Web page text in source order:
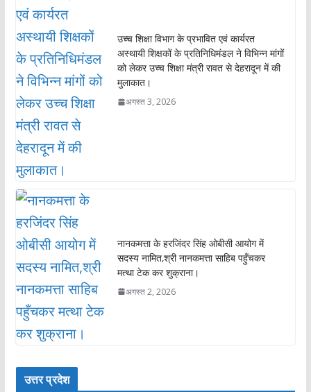
उच्च शिक्षा विभाग के प्रभावित एवं कार्यरत
अस्थायी शिक्षकों के प्रतिनिधिमंडल ने विभिन्न मांगों
को लेकर उच्च शिक्षा मंत्री रावत से देहरादून में की
मुलाकात।
अगस्त 3, 2026
नानकमत्ता के हरजिंदर सिंह ओबीसी आयोग में
सदस्य नामित,श्री नानकमत्ता साहिब पहुँचकर
मत्था टेक कर शुक्राना।
अगस्त 2, 2026
उत्तर प्रदेश